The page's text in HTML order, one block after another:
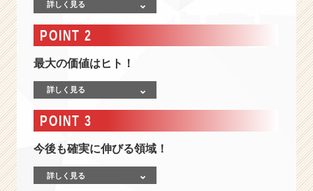
資
達
1
0
億
達
成！
デ
詳しく見る
POINT 2
最大の価値はヒト！
詳しく見る
POINT 3
今後も確実に伸びる領域！
詳しく見る